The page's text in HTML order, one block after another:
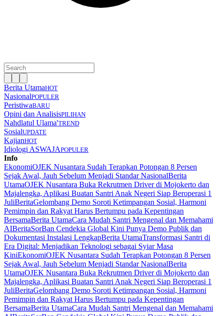
Berita UtamaHOT
NasionalPOPULER
PeristiwaBARU
Opini dan AnalisisPILIHAN
Nahdlatul Ulama'TREND
SosialUPDATE
KajianHOT
Idiologi ASWAJAPOPULER
Info
EkonomiOJEK Nusantara Sudah Terapkan Potongan 8 Persen
Sejak Awal, Jauh Sebelum Menjadi Standar NasionalBerita
UtamaOJEK Nusantara Buka Rekrutmen Driver di Mojokerto dan
Majalengka, Aplikasi Buatan Santri Anak Negeri Siap Beroperasi 1
JuliBeritaGelombang Demo Soroti Ketimpangan Sosial, Harmoni
Pemimpin dan Rakyat Harus Bertumpu pada Kepentingan
BersamaBerita UtamaCara Mudah Santri Mengenal dan Memahami
AIBeritaSorBan Cendekia Global Kini Punya Demo Publik dan
Dokumentasi Instalasi LengkapBerita UtamaTransformasi Santri di
Era Digital: Menjadikan Teknologi sebagai Syiar Masa
KiniEkonomiOJEK Nusantara Sudah Terapkan Potongan 8 Persen
Sejak Awal, Jauh Sebelum Menjadi Standar NasionalBerita
UtamaOJEK Nusantara Buka Rekrutmen Driver di Mojokerto dan
Majalengka, Aplikasi Buatan Santri Anak Negeri Siap Beroperasi 1
JuliBeritaGelombang Demo Soroti Ketimpangan Sosial, Harmoni
Pemimpin dan Rakyat Harus Bertumpu pada Kepentingan
BersamaBerita UtamaCara Mudah Santri Mengenal dan Memahami